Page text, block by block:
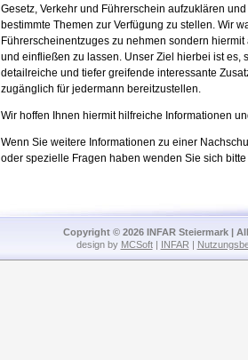
Gesetz, Verkehr und Führerschein aufzuklären
bestimmte Themen zur Verfügung zu stellen. Wir
Führerscheinentzuges zu nehmen sondern
und einfließen zu lassen. Unser Ziel hierbei ist
detailreiche und tiefer greifende interessante
zugänglich für jedermann bereitzustellen.
Wir hoffen Ihnen hiermit hilfreiche Informationen
Wenn Sie weitere Informationen zu einer
oder spezielle Fragen haben wenden Sie sich
Copyright © 2026 INFAR Steiermark |
design by MCSoft| INFAR |